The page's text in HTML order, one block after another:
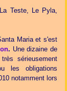
Teste, Le Pyla,
Maria et s'est
. Une dizaine de
sérieusement
les obligations
notamment lors